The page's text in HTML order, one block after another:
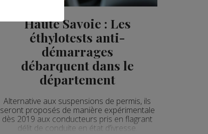
Haute Savoie : Les
éthylotests anti-
démarrages
débarquent dans le
département
Alternative aux suspensions de permis, ils
seront proposés de manière expérimentale
dès 2019 aux conducteurs pris en flagrant
délit de conduite en état d’ivresse.